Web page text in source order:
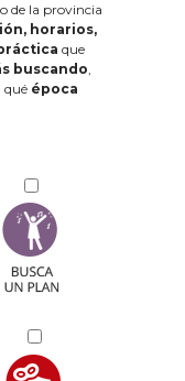
de la provincia
horarios,
que
buscando,
qué época